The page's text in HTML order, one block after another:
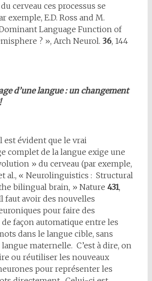
cerveau ces processus se
exemple, E.D. Ross and M.
Language Function of
? », Arch Neurol. 36, 144
d’une langue : un changement
est évident que le vrai
complet de la langue exige une
» du cerveau (par exemple,
al., « Neurolinguistics : Structural
bilingual brain, » Nature 431,
faut avoir des nouvelles
pour faire des
façon automatique entre les
dans le langue cible, sans
maternelle. C’est à dire, on
ou réutiliser les nouveaux
pour représenter les